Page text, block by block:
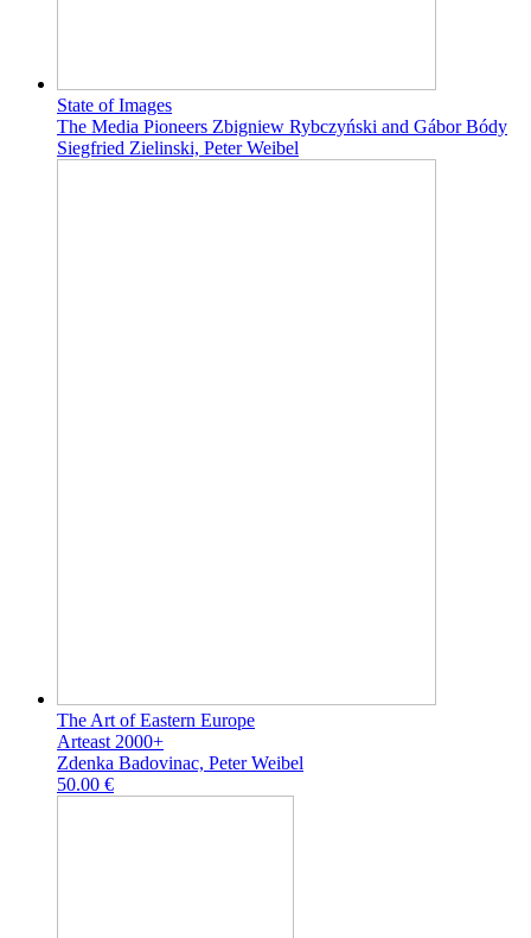
State of Images
The Media Pioneers Zbigniew Rybczyński and Gábor Bódy
Siegfried Zielinski, Peter Weibel
The Art of Eastern Europe
Arteast 2000+
Zdenka Badovinac, Peter Weibel
50.00 €